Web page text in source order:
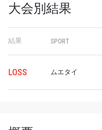
大会別結果
結果 SPORT
LOSS ムエタイ